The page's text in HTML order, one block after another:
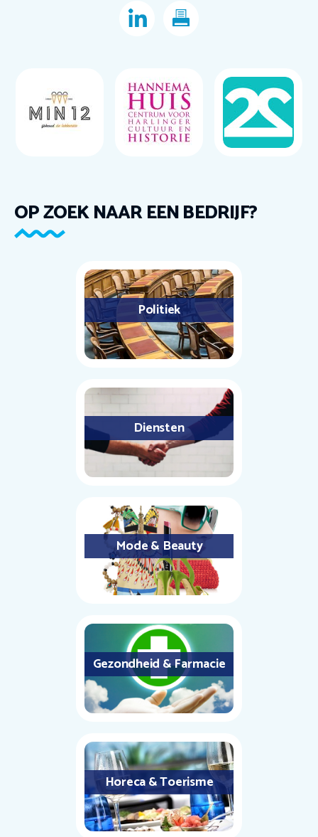
OP ZOEK NAAR EEN BEDRIJF?
Politiek
Diensten
Mode & Beauty
Gezondheid & Farmacie
Horeca & Toerisme